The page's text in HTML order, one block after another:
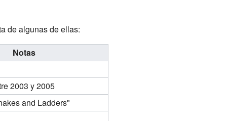
de algunas de ellas:
Notas
2003 y 2005
and Ladders"